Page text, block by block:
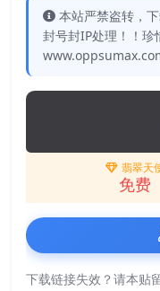
本站严禁盗转，
封号封IP处理！！
翡翠天
免费
下载链接失效？请本贴